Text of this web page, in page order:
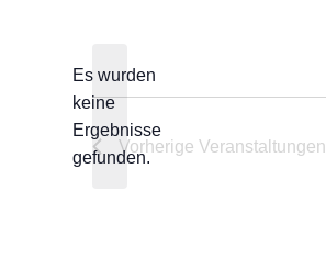
Hinweis
Es wurden
keine
Ergebnisse
gefunden.
Vorherige Veranstaltungen